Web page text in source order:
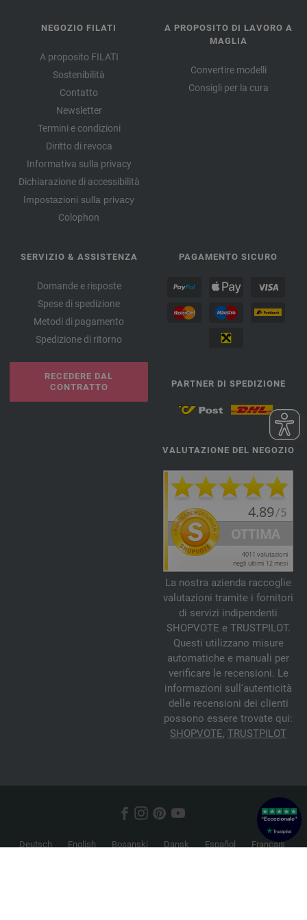
NEGOZIO FILATI
A proposito FILATI
Sostenibilità
Contatto
Newsletter
Termini e condizioni
Diritto di revoca
Informativa sulla privacy
Dichiarazione di accessibilità
Impostazioni sulla privacy
Colophon
A PROPOSITO DI LAVORO A
MAGLIA
Convertire modelli
Consigli per la cura
SERVIZIO & ASSISTENZA
Domande e risposte
Spese di spedizione
Metodi di pagamento
Spedizione di ritorno
RECEDERE DAL
CONTRATTO
PAGAMENTO SICURO
PARTNER DI SPEDIZIONE
VALUTAZIONE DEL NEGOZIO
La nostra azienda raccoglie
valutazioni tramite i fornitori
di servizi indipendenti
SHOPVOTE e TRUSTPILOT.
Questi utilizzano misure
automatiche e manuali per
verificare le recensioni. Le
informazioni sull'autenticità
delle recensioni dei clienti
possono essere trovate qui:
SHOPVOTE, TRUSTPILOT
Deutsch English Bosanski Dansk Español
Français